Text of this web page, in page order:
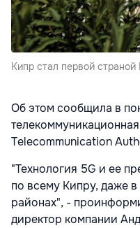
Кипр стал первой
Об этом сообщила в
Telecommunication
"Технология 5G и ее
по всему Кипру, даже
районах", -
директор компании